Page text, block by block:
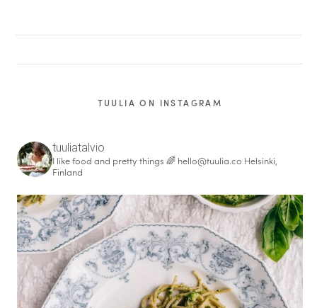
TUULIA ON INSTAGRAM
tuuliatalvio
I like food and pretty things 🌈 hello@tuulia.co Helsinki,
Finland